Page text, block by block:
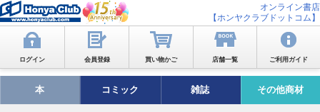
オンライン書店
【ホンヤクラブドットコム】
ログイン 会員登録 買い物かご 店舗一覧 ご利用ガイド
本 コミック 雑誌 その他商材